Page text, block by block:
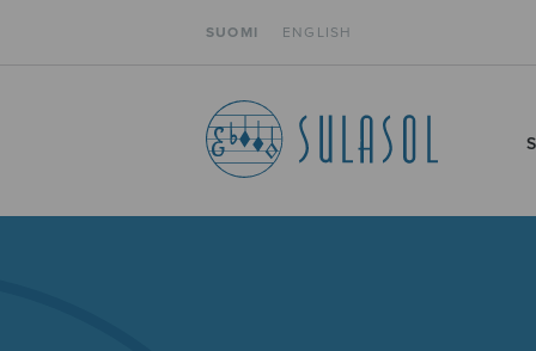
SUOMI ENGLISH